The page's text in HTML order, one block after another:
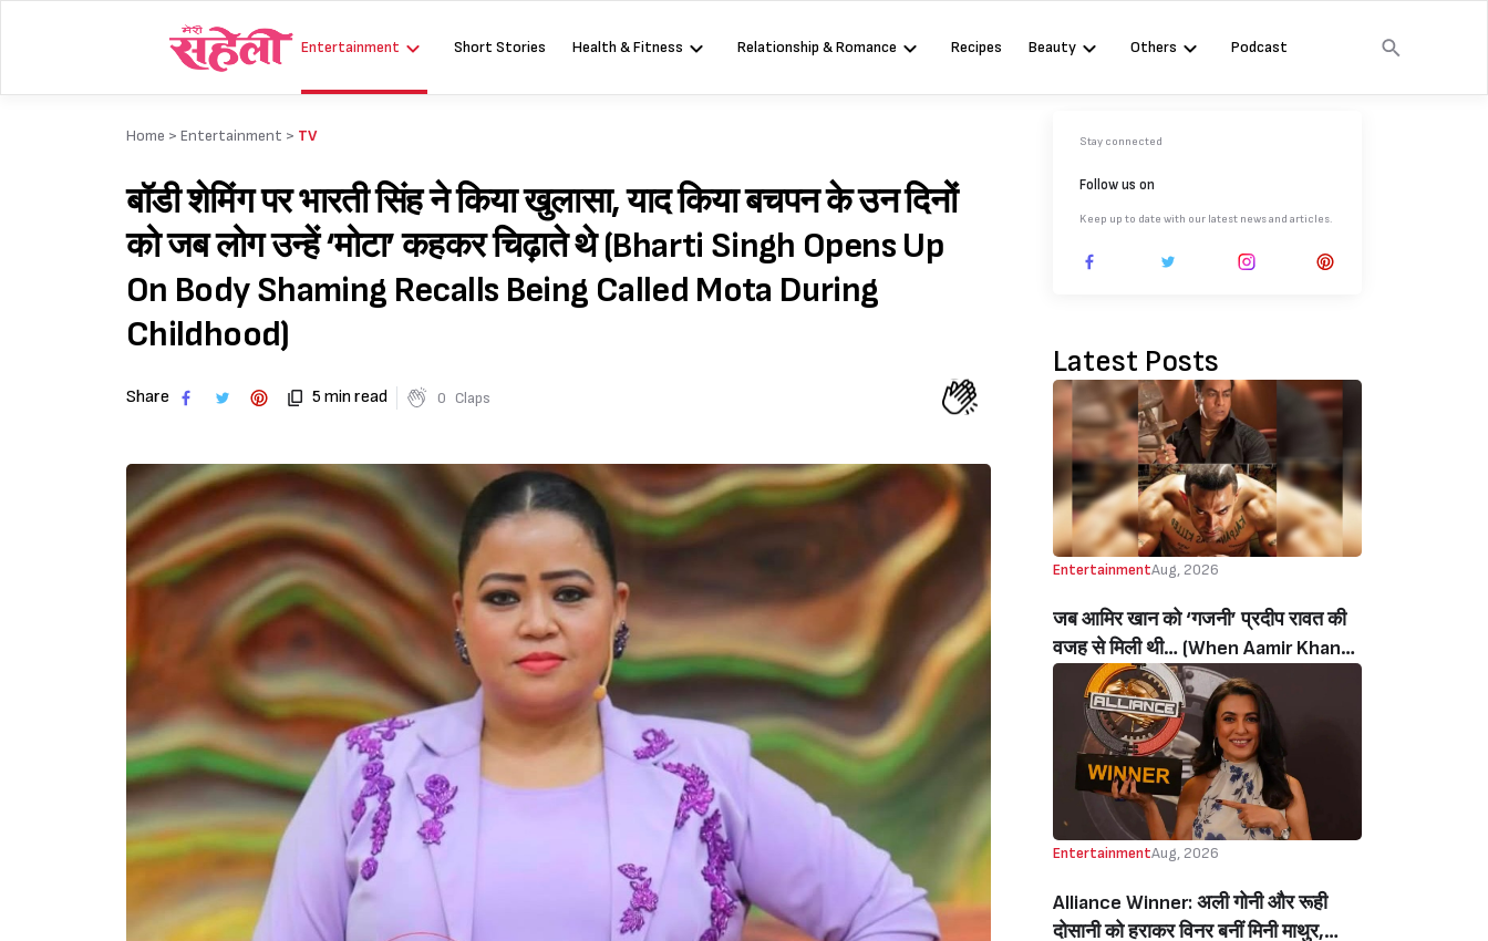
Entertainment Short Stories Health & Fitness Relationship & Romance Recipes Beauty Others Podcast
Home > Entertainment > TV
बॉडी शेमिंग पर भारती सिंह ने किया खुलासा, याद किया बचपन के उन दिनों
को जब लोग उन्हें ‘मोटा’ कहकर चिढ़ाते थे (Bharti Singh Opens Up
On Body Shaming Recalls Being Called Mota During
Childhood)
Share 5 min read 0 Claps
Stay connected
Follow us on
Keep up to date with our latest news and articles.
Latest Posts
EntertainmentAug, 2026
जब आमिर खान को ‘गजनी’ प्रदीप रावत की
वजह से मिली थी… (When Aamir Khan
Got ‘Ghajini’ Because Of Pradeep
Rawat)
EntertainmentAug, 2026
Alliance Winner: अली गोनी और रूही
दोसानी को हराकर विनर बनीं मिनी माथुर,